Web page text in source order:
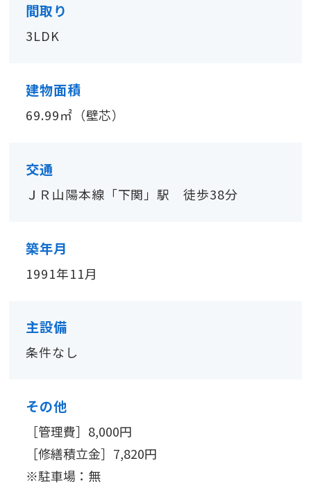
間取り
3LDK
建物面積
69.99㎡（壁芯）
交通
ＪＲ山陽本線「下関」駅 徒歩38分
築年月
1991年11月
主設備
条件なし
その他
［管理費］8,000円
［修繕積立金］7,820円
※駐車場：無